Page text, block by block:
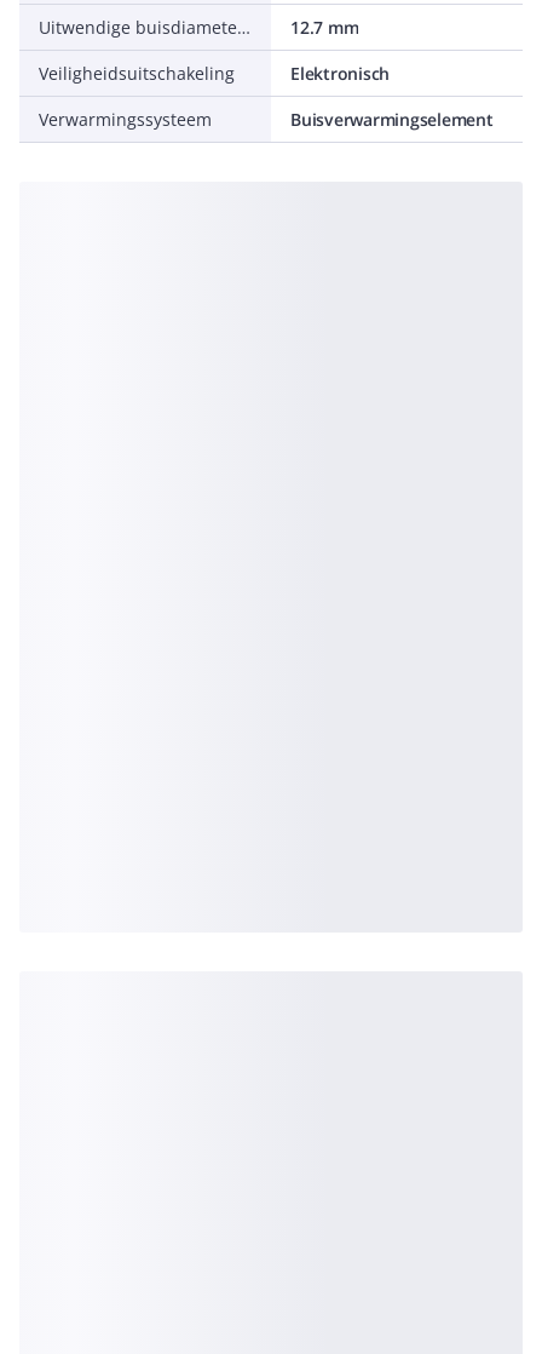
Uitwendige buisdiameter warm tapwater
12.7 mm
Veiligheidsuitschakeling
Elektronisch
Verwarmingssysteem
Buisverwarmingselement